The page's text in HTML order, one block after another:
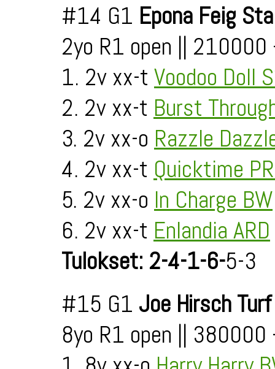
#14 G1 Epona Feig
2yo R1 open ||
1. 2v xx-t Voodoo Doll
2. 2v xx-t Burst
3. 2v xx-o Razzle
4. 2v xx-t Quicktime
5. 2v xx-o In Charge BW
6. 2v xx-t Enlandia ARD
Tulokset: 2-4-1-6-5-3
#15 G1 Joe Hirsch
8yo R1 open ||